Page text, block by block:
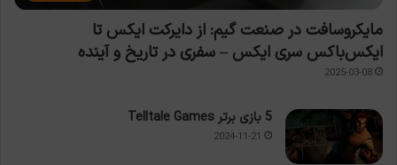
مایکروسافت در صنعت گیم: از دایرکت ایکس تا
ایکس‌باکس سری ایکس – سفری در تاریخ و آینده
2025-03-08
5 بازی برتر Telltale Games
2024-11-21